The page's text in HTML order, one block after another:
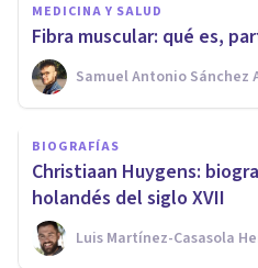
MEDICINA Y SALUD
Fibra muscular: qué es,
Samuel Antonio Sánchez
BIOGRAFÍAS
Christiaan Huygens:
holandés del siglo XVII
Luis Martínez-Casasola